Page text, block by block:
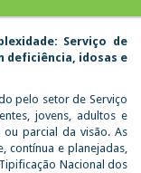
Serviço de
deficiência, idosas e
pelo setor de Serviço
jovens, adultos e
parcial da visão. As
contínua e planejadas,
Nacional dos